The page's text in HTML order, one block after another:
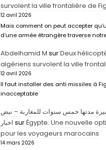
survolent la ville frontalière de
12 avril 2026
Mais comment on peut accepter
d’une armée étrangère traverse
Abdelhamid M surDeux
algériens survolent la ville
12 avril 2026
Il faut installer des anti missiles à
inacceptable
مدتها خمس سنوات للمغاربة – نبض
اخبار surÉgypte: Une nouvelle
pour les voyageurs marocains
14 mars 2026